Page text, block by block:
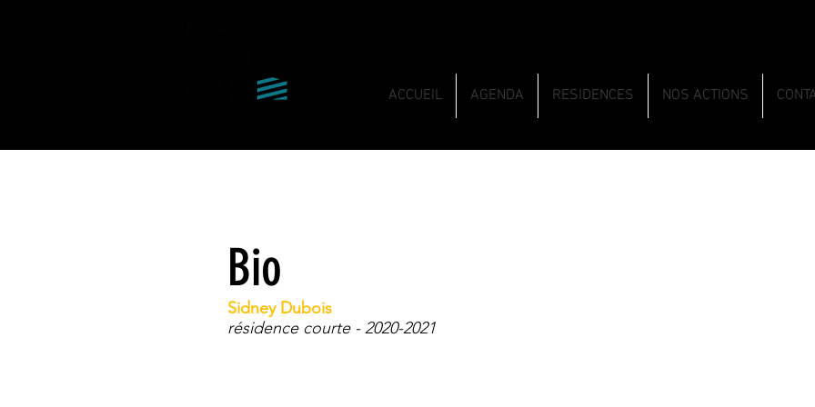
ACCUEIL AGENDA RESIDENCES NOS ACTIONS
Bio
Sidney Dubois
résidence courte - 2020-2021